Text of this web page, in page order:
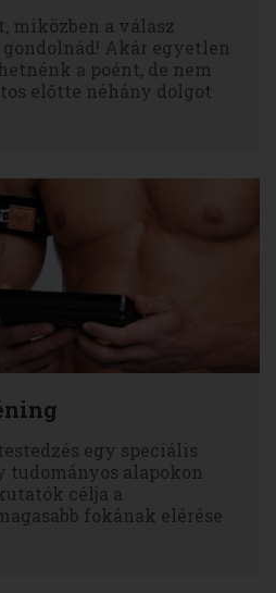
miközben a válasz
Akár egyetlen
a poént, de nem
előtte néhány dolgot
egy speciális
tudományos alapokon
célja a
fokának elérése